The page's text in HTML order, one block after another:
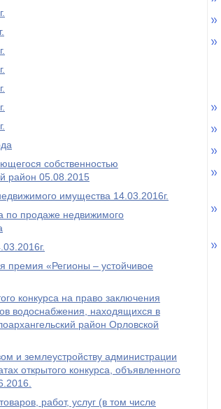
собственностью
район 05.08.2015
имущества 14.03.2016г.
по продаже недвижимого
премия «Регионы – устойчивое
конкурса на право заключения
водоснабжения, находящихся в
район Орловской
и землеустройству администрации
открытого конкурса, объявленного
работ, услуг (в том числе